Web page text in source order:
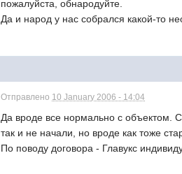
пожалуйста, обнародуйте.
Да и народ у нас собрался какой-то
Отправлено 10 January 2006 - 14:04
Да вроде все нормально с объектом.
так и не начали, но вроде как тоже
По поводу договора - Главукс